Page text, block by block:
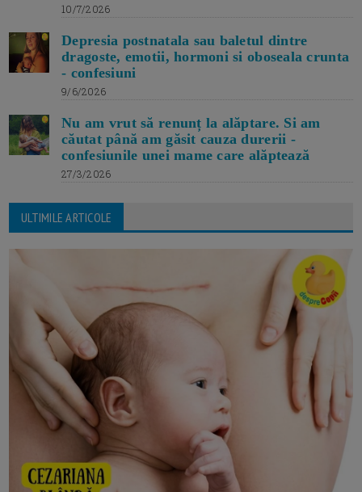
10/7/2026
Depresia postnatala sau baletul dintre
dragoste, emotii, hormoni si oboseala crunta
- confesiuni
9/6/2026
Nu am vrut să renunț la alăptare. Si am
căutat până am găsit cauza durerii -
confesiunile unei mame care alăptează
27/3/2026
ULTIMILE ARTICOLE